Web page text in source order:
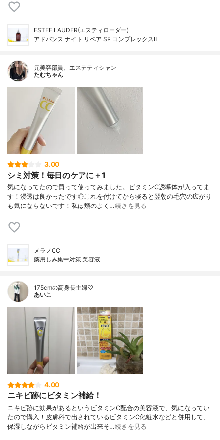
ESTEE LAUDER(エスティローダー)
アドバンス ナイト リペア SR コンプレックスⅡ
元美容部員、エステティシャン
たむちゃん
3.00
シミ対策！毎日のケアに＋1
気になってたので買って使ってみました。ビタミンC誘導体が入ってま
す！浸透は良かったです◎これを付けてから寝ると翌朝の毛穴の広がり
も気にならないです！私は頬のよく…続きを見る
メラノCC
薬用しみ集中対策 美容液
175cmの高身長主婦♡
あいこ
4.00
ニキビ跡にビタミン補給！
ニキビ跡に効果があるというビタミンC配合の美容液で、気になってい
たので購入！皮膚科で出されているビタミンC化粧水などと併用して、
保湿しながらビタミン補給が出来そ…続きを見る